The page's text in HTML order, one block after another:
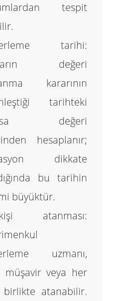
tespit
tarihi:
değeri
kararının
tarihteki
değeri
hesaplanır;
dikkate
bu tarihin
büyüktür.
atanması:
uzmanı,
müşavir veya her
atanabilir.